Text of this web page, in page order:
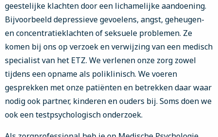
geestelijke klachten door een lichamelijke aandoening.
Bijvoorbeeld depressieve gevoelens, angst, geheugen-
en concentratieklachten of seksuele problemen. Ze
komen bij ons op verzoek en verwijzing van een medisch
specialist van het ETZ. We verlenen onze zorg zowel
tijdens een opname als poliklinisch. We voeren
gesprekken met onze patiënten en betrekken daar waar
nodig ook partner, kinderen en ouders bij. Soms doen we
ook een testpsychologisch onderzoek.